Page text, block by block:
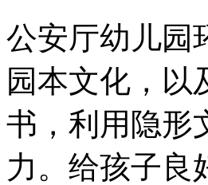
公安厅幼儿园
园本文化，以
书，利用隐形
力。给孩子良